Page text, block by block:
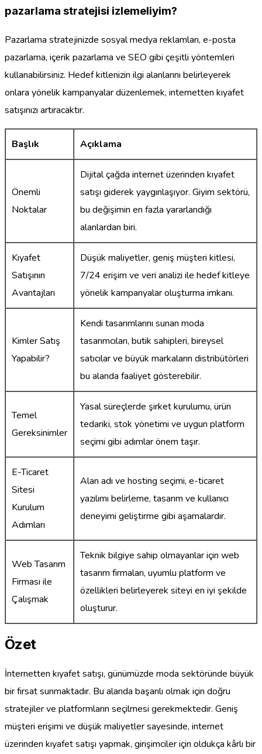
pazarlama stratejisi izlemeliyim?
Pazarlama stratejinizde sosyal medya reklamları, e-posta
pazarlama, içerik pazarlama ve SEO gibi çeşitli yöntemleri
kullanabilirsiniz. Hedef kitlenizin ilgi alanlarını belirleyerek
onlara yönelik kampanyalar düzenlemek, internetten kıyafet
satışınızı artıracaktır.
Başlık Açıklama
Önemli
Noktalar
Dijital çağda internet üzerinden kıyafet
satışı giderek yaygınlaşıyor. Giyim sektörü,
bu değişimin en fazla yararlandığı
alanlardan biri.
Kıyafet
Satışının
Avantajları
Düşük maliyetler, geniş müşteri kitlesi,
7/24 erişim ve veri analizi ile hedef kitleye
yönelik kampanyalar oluşturma imkanı.
Kimler Satış
Yapabilir?
Kendi tasarımlarını sunan moda
tasarımcıları, butik sahipleri, bireysel
satıcılar ve büyük markaların distribütörleri
bu alanda faaliyet gösterebilir.
Temel
Gereksinimler
Yasal süreçlerde şirket kurulumu, ürün
tedariki, stok yönetimi ve uygun platform
seçimi gibi adımlar önem taşır.
E-Ticaret
Sitesi
Kurulum
Adımları
Alan adı ve hosting seçimi, e-ticaret
yazılımı belirleme, tasarım ve kullanıcı
deneyimi geliştirme gibi aşamalardır.
Web Tasarım
Firması ile
Çalışmak
Teknik bilgiye sahip olmayanlar için web
tasarım firmaları, uyumlu platform ve
özellikleri belirleyerek siteyi en iyi şekilde
oluşturur.
Özet
İnternetten kıyafet satışı, günümüzde moda sektöründe büyük
bir fırsat sunmaktadır. Bu alanda başarılı olmak için doğru
stratejiler ve platformların seçilmesi gerekmektedir. Geniş
müşteri erişimi ve düşük maliyetler sayesinde, internet
üzerinden kıyafet satışı yapmak, girişimciler için oldukça kârlı bir